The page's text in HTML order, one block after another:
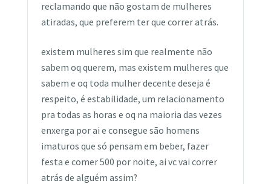
reclamando que não gostam de mulheres
atiradas, que preferem ter que correr atrás.
existem mulheres sim que realmente não
sabem oq querem, mas existem mulheres que
sabem e oq toda mulher decente deseja é
respeito, é estabilidade, um relacionamento
pra todas as horas e oq na maioria das vezes
enxerga por ai e consegue são homens
imaturos que só pensam em beber, fazer
festa e comer 500 por noite, ai vc vai correr
atrás de alguém assim?